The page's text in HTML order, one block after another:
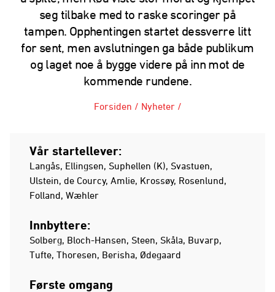
seg tilbake med to raske scoringer på
tampen. Opphentingen startet dessverre litt
for sent, men avslutningen ga både publikum
og laget noe å bygge videre på inn mot de
kommende rundene.
Forsiden / Nyheter /
Vår startellever:
Langås, Ellingsen, Suphellen (K), Svastuen,
Ulstein, de Courcy, Amlie, Krossøy, Rosenlund,
Folland, Wæhler
Innbyttere:
Solberg, Bloch-Hansen, Steen, Skåla, Buvarp,
Tufte, Thoresen, Berisha, Ødegaard
Første omgang